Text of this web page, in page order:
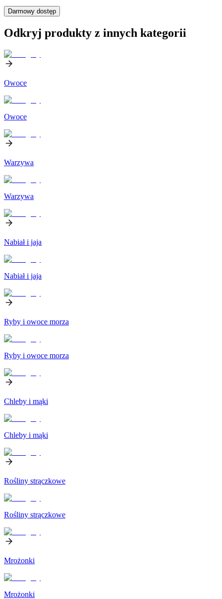
Darmowy dostęp
Odkryj produkty z innych kategorii
Owoce
Owoce
Warzywa
Warzywa
Nabiał i jaja
Nabiał i jaja
Ryby i owoce morza
Ryby i owoce morza
Chleby i mąki
Chleby i mąki
Rośliny strączkowe
Rośliny strączkowe
Mrożonki
Mrożonki